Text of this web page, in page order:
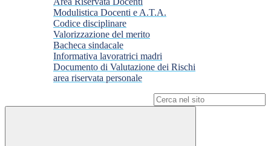
Modulistica Docenti e A.T.A.
Codice disciplinare
Valorizzazione del merito
Bacheca sindacale
Informativa lavoratrici madri
Documento di Valutazione dei Rischi
area riservata personale